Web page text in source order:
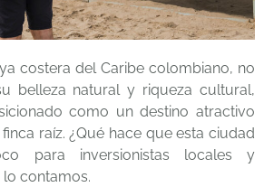
costera del Caribe colombiano, no
belleza natural y riqueza cultural,
como un destino atractivo
raíz. ¿Qué hace que esta ciudad
para inversionistas locales y
contamos.